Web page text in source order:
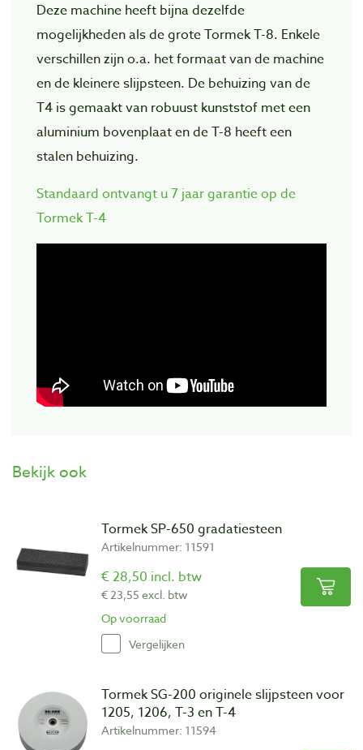
Deze machine heeft bijna dezelfde
mogelijkheden als de grote Tormek T-8. Enkele
verschillen zijn o.a. het formaat van de machine
en de kleinere slijpsteen. De behuizing van de
T4 is gemaakt van robuust kunststof met een
aluminium bovenplaat en de T-8 heeft een
stalen behuizing.
Standaard ontvangt u 7 jaar garantie op de
Tormek T-4
Bekijk ook
Tormek SP-650 gradatiesteen
Artikelnummer: 11591
€ 28,50 incl. btw
€ 23,55 excl. btw
Op voorraad
Vergelijken
Tormek SG-200 originele slijpsteen voor
1205, 1206, T-3 en T-4
Artikelnummer: 11594